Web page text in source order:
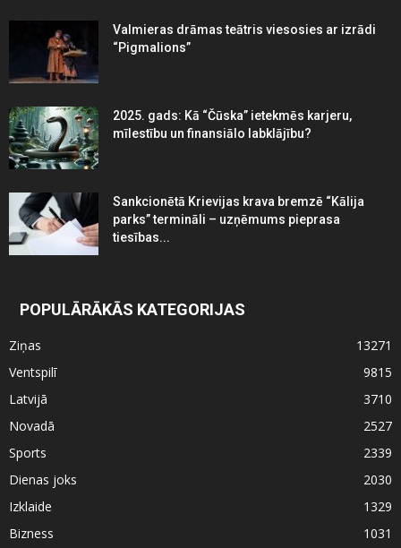
Valmieras drāmas teātris viesosies ar izrādi
“Pigmalions”
2025. gads: Kā “Čūska” ietekmēs karjeru,
mīlestību un finansiālo labklājību?
Sankcionētā Krievijas krava bremzē “Kālija
parks” termināli – uzņēmums pieprasa
tiesības...
POPULĀRĀKĀS KATEGORIJAS
Ziņas
13271
Ventspilī
9815
Latvijā
3710
Novadā
2527
Sports
2339
Dienas joks
2030
Izklaide
1329
Bizness
1031